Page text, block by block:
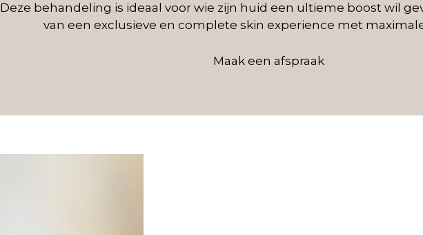
Deze behandeling is ideaal voor wie zijn huid een ultieme boost wil
van een exclusieve en complete skin experience met
Maak een afspraak